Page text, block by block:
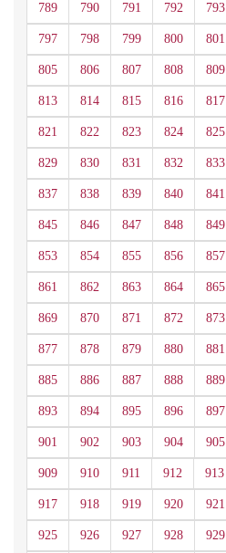
789 790 791 792 793
797 798 799 800 801
805 806 807 808 809
813 814 815 816 817
821 822 823 824 825
829 830 831 832 833
837 838 839 840 841
845 846 847 848 849
853 854 855 856 857
861 862 863 864 865
869 870 871 872 873
877 878 879 880 881
885 886 887 888 889
893 894 895 896 897
901 902 903 904 905
909 910 911 912 913
917 918 919 920 921
925 926 927 928 929